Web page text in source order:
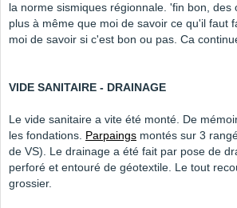
la norme sismiques régionnale. 'fin bon, des
plus à même que moi de savoir ce qu'il faut
moi de savoir si c'est bon ou pas. Ca
VIDE SANITAIRE - DRAINAGE
Le vide sanitaire a vite été monté. De
les fondations. Parpaings montés sur 3
de VS). Le drainage a été fait par pose de
perforé et entouré de géotextile. Le tout
grossier.